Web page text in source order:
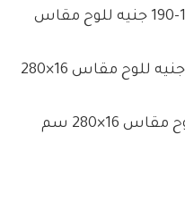
الدرجة الممتازة المستوردة: 170-190 جنيه للوح مقاس
الدرجة الأولى المحلية: 130-150 جنيه للوح مقاس 16×280